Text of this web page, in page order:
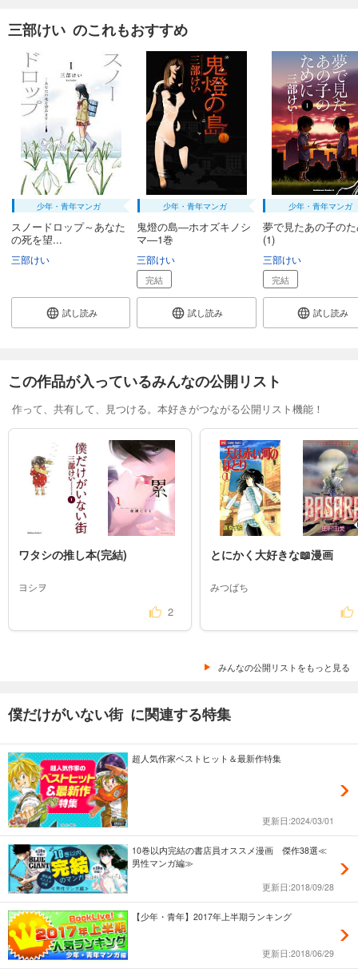
三部けい のこれもおすすめ
少年・青年マンガ
スノードロップ～あなた
の死を望...
三部けい
試し読み
少年・青年マンガ
鬼燈の島―ホオズキノシ
マ―1巻
三部けい
完結
試し読み
少年・青年マンガ
夢で見たあの子の
(1)
三部けい
完結
試し読み
この作品が入っているみんなの公開リスト
作って、共有して、見つける。本好きがつながる公開リスト機能！
ワタシの推し本(完結)
ヨシヲ
2
とにかく大好きな📖漫画
みつばち
みんなの公開リストをもっと見る
僕だけがいない街 に関連する特集
超人気作家ベストヒット＆最新作特集
更新日:2024/03/01
10巻以内完結の書店員オススメ漫画 傑作38選≪
男性マンガ編≫
更新日:2018/09/28
【少年・青年】2017年上半期ランキング
更新日:2018/06/29